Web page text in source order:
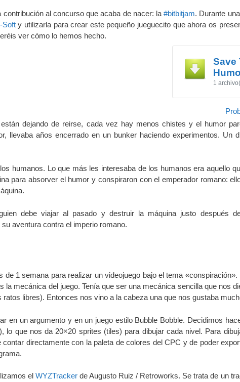
al concurso que acaba de nacer: la#bitbitjam. Durante
Softy utilizarla para crear este pequeño jueguecito que ahora os
ver cómo lo hemos hecho.
Save
1
dejando de reirse, cada vez hay menos chistes y el humor
llevaba años encerrado en un bunker haciendo experimentos. Un
humanos. Lo que más les interesaba de los humanos era aquello
para absorver el humor y conspiraron con el emperador romano:
debe viajar al pasado y destruir la máquina justo después
aventura contra el imperio romano.
de 1 semana para realizar un videojuego bajo el tema
la mecánica del juego. Tenía que ser una mecánica sencilla que nos
libres). Entonces nos vino a la cabeza una que nos gustaba
en un argumento y en un juego estilo Bubble Bobble. Decidimos
lo que nos da 20×20 sprites (tiles) para dibujar cada nivel. Para
directamente con la paleta de colores del CPC y de poder
elWYZTracker de Augusto Ruiz / Retroworks. Se trata de un